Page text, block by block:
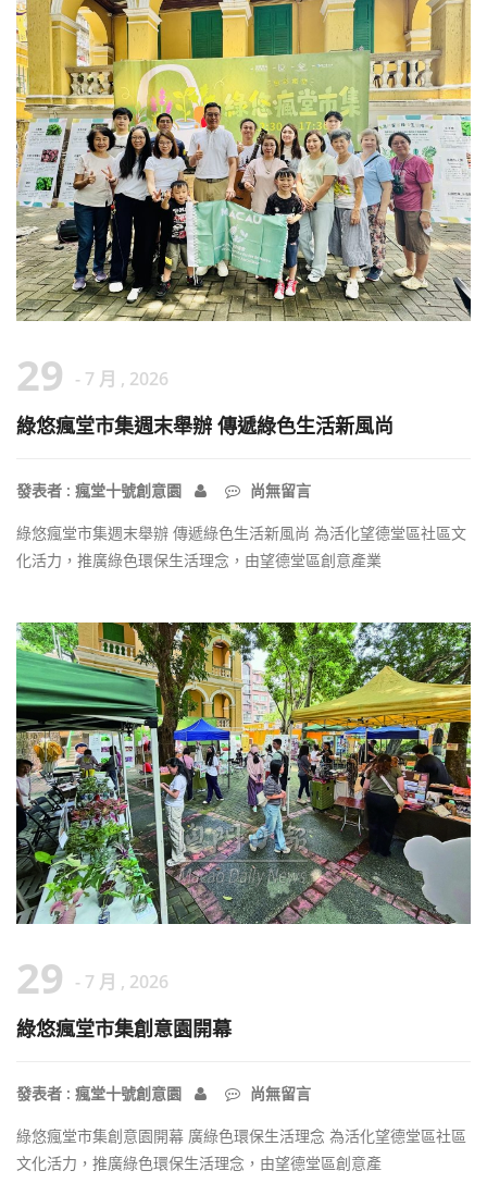
29 - 7 月 , 2026
綠悠瘋堂市集週末舉辦 傳遞綠色生活新風尚
發表者 : 瘋堂十號創意園 尚無留言
綠悠瘋堂市集週末舉辦 傳遞綠色生活新風尚 為活化望德堂區社區文
化活力，推廣綠色環保生活理念，由望德堂區創意產業
29 - 7 月 , 2026
綠悠瘋堂市集創意園開幕
發表者 : 瘋堂十號創意園 尚無留言
綠悠瘋堂市集創意園開幕 廣綠色環保生活理念 為活化望德堂區社區
文化活力，推廣綠色環保生活理念，由望德堂區創意產